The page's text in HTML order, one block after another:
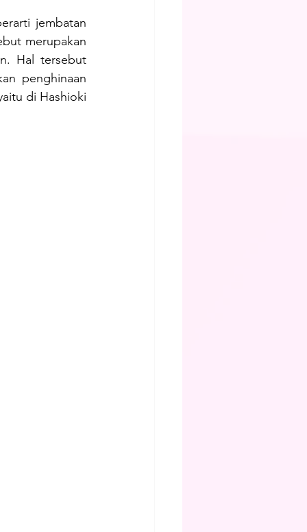
jembatan
merupakan
Hal tersebut
penghinaan
di Hashioki